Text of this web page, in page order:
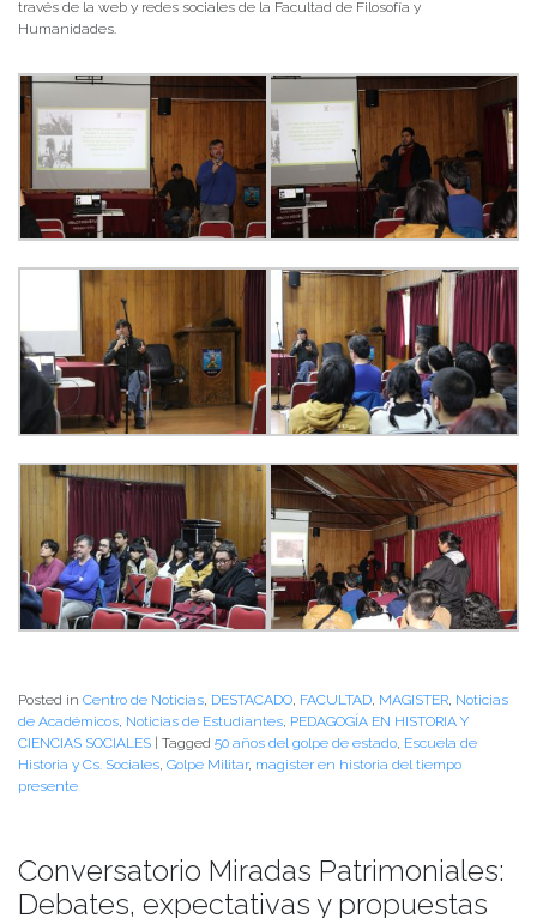
través de la web y redes sociales de la Facultad de Filosofía y
Humanidades.
Posted in Centro de Noticias DESTACADO FACULTAD MAGISTER Noticias
de Académicos Noticias de Estudiantes PEDAGOGÍA EN HISTORIA Y
CIENCIAS SOCIALES | Tagged 50 años del golpe de estado Escuela de
Historia y Cs. Sociales Golpe Militar, magister en historia del tiempo
presente
Conversatorio Miradas Patrimoniales:
Debates, expectativas y propuestas